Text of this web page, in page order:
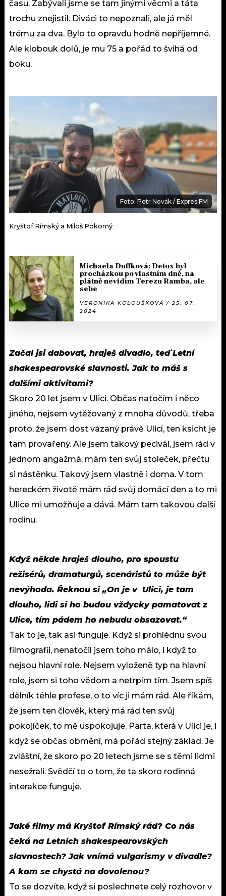
času. Zabývali jsme se tam jinými věcmi a táta
trochu znejistil. Diváci to nepoznali, ale já měl
trému za dva. Bylo to opravdu hodně nepříjemné.
Ale klobouk dolů, je mu 75 a pořád to švihá od
boku.
Foto: Petr Novák / Expres FM
Kryštof Rímský a Miloš Pokorný
Michaela Duffková: Detox byl
procházkou po vlastním dně, na
plátně nevidím Terezu Ramba, ale
sebe
VERONIKA KOLOUŠKOVÁ / 25. 07.
2024
Začal jsi dabovat, hraješ divadlo, teď Letní
shakespearovské slavnosti. Jak to máš s
dalšími aktivitami?
Skoro 20 let jsem v Ulici. Občas natočím i něco
jiného, nejsem vytěžovaný z mnoha důvodů, třeba
proto, že jsem dost vázaný právě Ulicí, ten ksicht je
tam provařený. Ale jsem takový pecivál, jsem rád v
jednom angažmá, mám ten svůj stoleček, přečtu
si nástěnku. Takový jsem vlastně i doma. V tom
hereckém životě mám rád svůj domácí den a to mi
Ulice mi umožňuje a dává. Mám tam takovou další
rodinu.
Když někde hraješ dlouho, pro spoustu
režisérů, dramaturgů, scenáristů to může být
nevýhoda. Řeknou si „On je v Ulici, je tam
dlouho, lidi si ho budou vždycky pamatovat z
Ulice, tím pádem ho nebudu obsazovat.“
Tak to je, tak asi funguje. Když si prohlédnu svou
filmografii, nenatočil jsem toho málo, i když to
nejsou hlavní role. Nejsem vyloženě typ na hlavní
role, jsem si toho vědom a netrpím tím. Jsem spíš
dělník téhle profese, o to víc ji mám rád. Ale říkám,
že jsem ten člověk, který má rád ten svůj
pokojíček, to mě uspokojuje. Parta, která v Ulici je, i
když se občas obmění, má pořád stejný základ. Je
zvláštní, že skoro po 20 letech jsme se s těmi lidmi
nesežrali. Svědčí to o tom, že ta skoro rodinná
interakce funguje.
Jaké filmy má Kryštof Rímský rád? Co nás
čeká na Letních shakespearovských
slavnostech? Jak vnímá vulgarismy v divadle?
A kam se chystá na dovolenou?
To se dozvíte, když si poslechnete celý rozhovor v